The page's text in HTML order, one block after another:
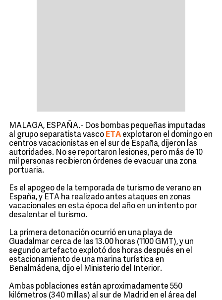
MALAGA, ESPAÑA.- Dos bombas pequeñas imputadas
al grupo separatista vasco ETA explotaron el domingo en
centros vacacionistas en el sur de España, dijeron las
autoridades. No se reportaron lesiones, pero más de 10
mil personas recibieron órdenes de evacuar una zona
portuaria.
Es el apogeo de la temporada de turismo de verano en
España, y ETA ha realizado antes ataques en zonas
vacacionales en esta época del año en un intento por
desalentar el turismo.
La primera detonación ocurrió en una playa de
Guadalmar cerca de las 13.00 horas (1100 GMT), y un
segundo artefacto explotó dos horas después en el
estacionamiento de una marina turística en
Benalmádena, dijo el Ministerio del Interior.
Ambas poblaciones están aproximadamente 550
kilómetros (340 millas) al sur de Madrid en el área del